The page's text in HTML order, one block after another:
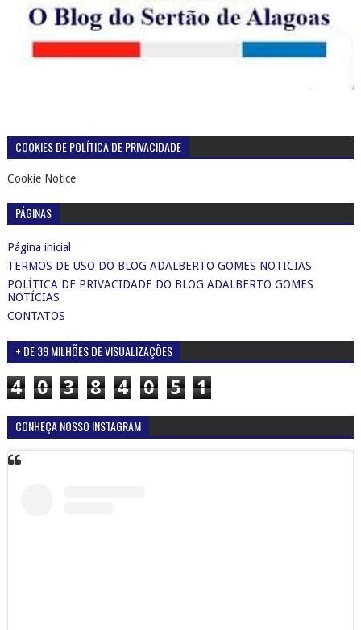
COOKIES DE POLÍTICA DE PRIVACIDADE
Cookie Notice
PÁGINAS
Página inicial
TERMOS DE USO DO BLOG ADALBERTO GOMES NOTICIAS
POLÍTICA DE PRIVACIDADE DO BLOG ADALBERTO GOMES
NOTÍCIAS
CONTATOS
+ DE 39 MILHÕES DE VISUALIZAÇÕES
4 0 3 8 4 0 5 1
CONHEÇA NOSSO INSTAGRAM